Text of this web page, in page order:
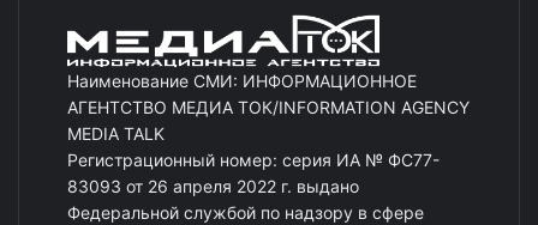
Наименование СМИ: ИНФОРМАЦИОННОЕ
АГЕНТСТВО МЕДИА ТОК/INFORMATION AGENCY
MEDIA TALK
Регистрационный номер: серия ИА № ФС77-
83093 от 26 апреля 2022 г. выдано
Федеральной службой по надзору в сфере